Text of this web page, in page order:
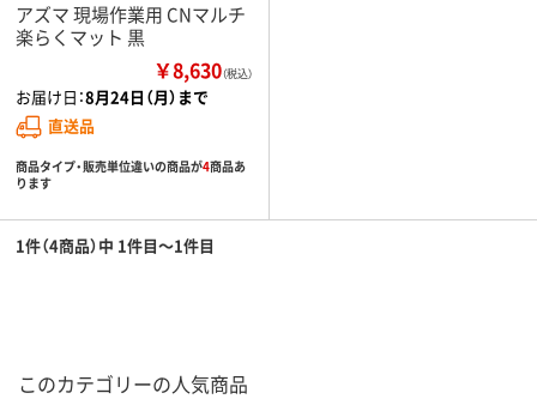
アズマ 現場作業用 CNマルチ
楽らくマット 黒
￥8,630（税込）
お届け日：8月24日（月）まで
直送品
商品タイプ・販売単位違いの商品が4商品あ
ります
1件（4商品）中 1件目～1件目
このカテゴリーの人気商品